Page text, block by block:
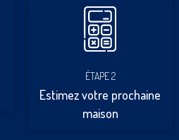
ÉTAPE 2
Estimez votre prochaine
maison